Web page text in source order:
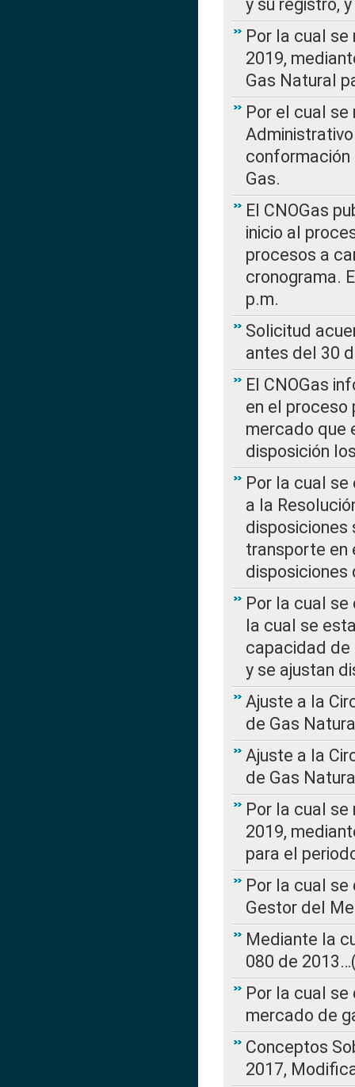
y su registro,
Por la cual
2019,
Gas Natural
Por el cual
conformación
Gas.
El CNOGas
inicio al
procesos a
cronograma.
p.m.
Solicitud
antes del 30
El CNOGas
en el
mercado que
disposición
Por la cual se
a la
disposiciones
transporte en
disposiciones
Por la cual se
la cual se
capacidad de
y se ajustan
Ajuste a la
de Gas
Ajuste a la
de Gas
Por la cual se
2019,
para el
Por la cual
Gestor del
Mediante la
080 de
Por la cual
mercado de
Conceptos
2017,